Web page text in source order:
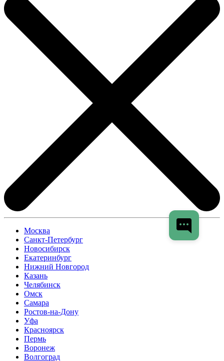
Москва
Санкт-Петербург
Новосибирск
Екатеринбург
Нижний Новгород
Казань
Челябинск
Омск
Самара
Ростов-на-Дону
Уфа
Красноярск
Пермь
Воронеж
Волгоград